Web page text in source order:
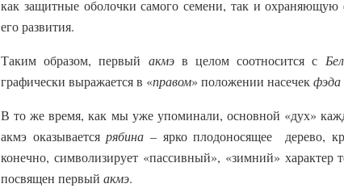
как защитные оболочки самого семени, так и
его развития.
Таким образом, первый акмэв целом соотносится с
графически выражается в «правом» положении насечекфэда
В то же время, как мы уже упоминали, основной «дух»
акмэ оказываетсярябина – ярко плодоносящее дерево,
конечно, символизирует «пассивный», «зимний»
посвящен первый акмэ.